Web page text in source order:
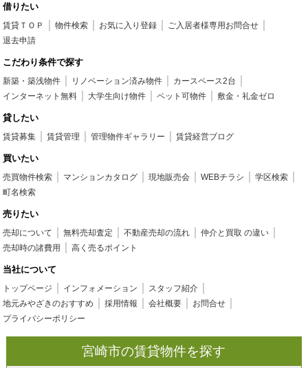
借りたい
賃貸ＴＯＰ 物件検索 お気に入り登録
ご入居者様専用お問合せ
退去申請
こだわり条件で探す
新築・築浅物件 リノベーション済み物件
カースペース2台
インターネット無料
大学生向け物件 ペット可物件 敷金・礼金ゼロ
貸したい
賃貸募集 賃貸管理 管理物件ギャラリー 賃貸経営ブログ
買いたい
売買物件検索 マンションカタログ 現地販売会 WEBチラシ
学区検索
町名検索
売りたい
売却について 無料売却査定 不動産売却の流れ
仲介と買取 の違い
売却時の諸費用
高く売るポイント
当社について
トップページ インフォメーション
スタッフ紹介
地元みやざきのおすすめ
採用情報 会社概要
お問合せ
プライバシーポリシー
宮崎市の賃貸物件を探す